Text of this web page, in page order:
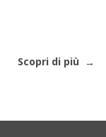
Scopri di più